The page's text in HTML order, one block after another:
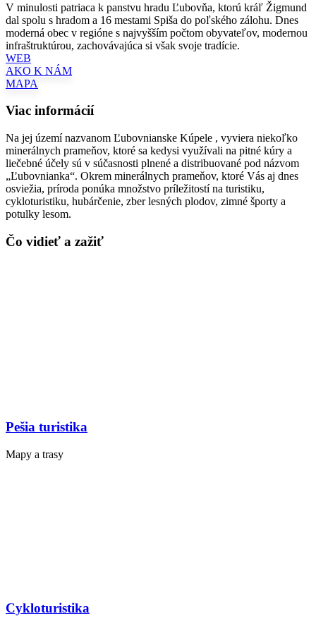
V minulosti patriaca k panstvu hradu Ľubovňa, ktorú kráľ Žigmund
dal spolu s hradom a 16 mestami Spiša do poľského zálohu. Dnes
moderná obec v regióne s najvyšším počtom obyvateľov, modernou
infraštruktúrou, zachovávajúca si však svoje tradície.
WEB
AKO K NÁM
MAPA
Viac informácií
Na jej území nazvanom Ľubovnianske Kúpele , vyviera niekoľko
minerálnych prameňov, ktoré sa kedysi využívali na pitné kúry a
liečebné účely sú v súčasnosti plnené a distribuované pod názvom
„Ľubovnianka“. Okrem minerálnych prameňov, ktoré Vás aj dnes
osviežia, príroda ponúka množstvo príležitostí na turistiku,
cykloturistiku, hubárčenie, zber lesných plodov, zimné športy a
potulky lesom.
Čo vidieť a zažiť
Pešia turistika
Mapy a trasy
Cykloturistika